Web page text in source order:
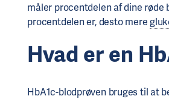
måler procentdelen af dine
procentdelen er, desto mere
Hvad er en
HbA1c-blodprøven bruges til at